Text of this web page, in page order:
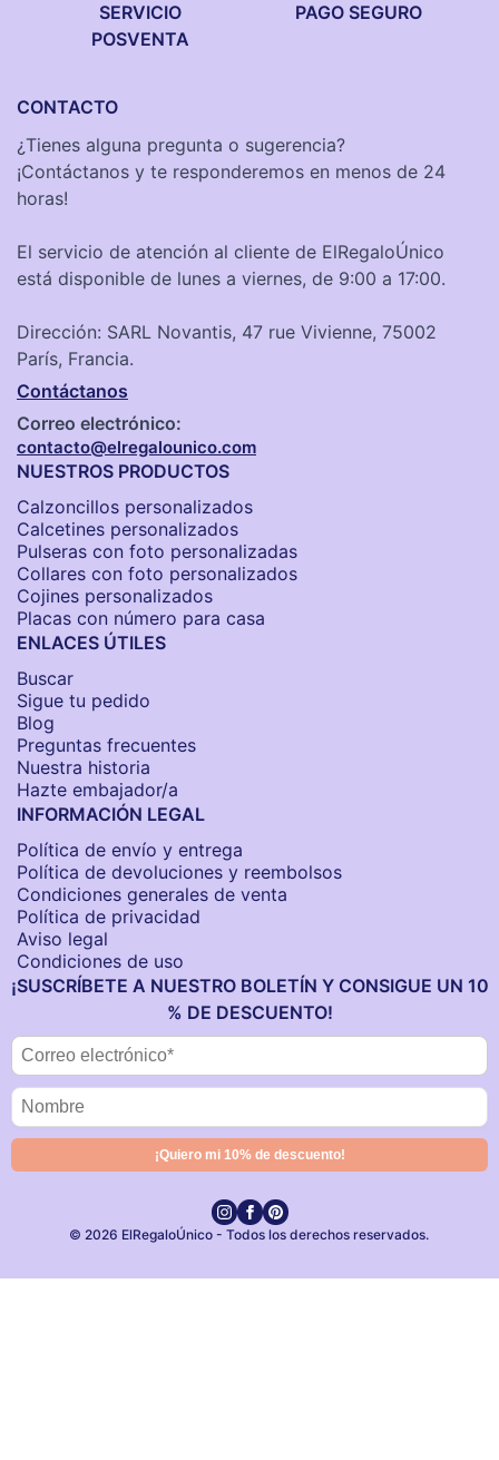
SERVICIO
POSVENTA
PAGO SEGURO
CONTACTO
¿Tienes alguna pregunta o sugerencia?
¡Contáctanos y te responderemos en menos de 24
horas!
El servicio de atención al cliente de ElRegaloÚnico
está disponible de lunes a viernes, de 9:00 a 17:00.
Dirección: SARL Novantis, 47 rue Vivienne, 75002
París, Francia.
Contáctanos
Correo electrónico:
contacto@elregalounico.com
NUESTROS PRODUCTOS
Calzoncillos personalizados​
Calcetines personalizados
Pulseras con foto personalizadas
Collares con foto personalizados
Cojines personalizados
Placas con número para casa
ENLACES ÚTILES
Buscar
Sigue tu pedido
Blog
Preguntas frecuentes
Nuestra historia
Hazte embajador/a
INFORMACIÓN LEGAL
Política de envío y entrega
Política de devoluciones y reembolsos
Condiciones generales de venta
Política de privacidad
Aviso legal
Condiciones de uso
¡SUSCRÍBETE A NUESTRO BOLETÍN Y CONSIGUE UN 10
% DE DESCUENTO!
© 2026 ElRegaloÚnico - Todos los derechos reservados.